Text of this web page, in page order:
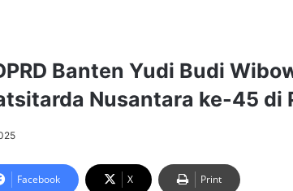
Banten Yudi Budi
Nusantara ke-45 di
Facebook X Print